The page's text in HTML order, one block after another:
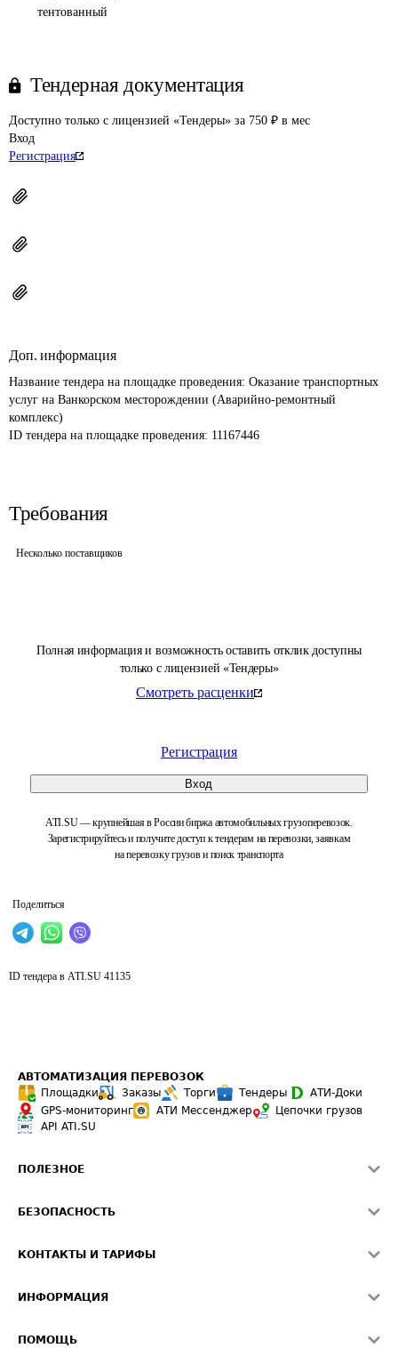
Полная информация и возможность оставить отклик доступны
только с лицензией «Тендеры»
Смотреть расценки
Регистрация
Вход
ATI.SU — крупнейшая в России биржа автомобильных грузоперевозок.
Зарегистрируйтесь и получите доступ к тендерам на перевозки, заявкам
на перевозку грузов и поиск транспорта
Поделиться
тентованный
Тендерная документация
Доступно только с лицензией «Тендеры» за 750 ₽ в мес
Вход
Регистрация
Доп. информация
Название тендера на площадке проведения: Оказание транспортных
услуг на Ванкорском месторождении (Аварийно-ремонтный
комплекс)
ID тендера на площадке проведения: 11167446
Требования
Несколько поставщиков
ID тендера в ATI.SU 41135
АВТОМАТИЗАЦИЯ ПЕРЕВОЗОК
Площадки
Заказы Торги Тендеры
АТИ-Доки
GPS-мониторинг
АТИ Мессенджер
Цепочки грузов
API ATI.SU
ПОЛЕЗНОЕ
Звезды ATI.SU на вашем сайте
Средние ставки
БЕЗОПАСНОСТЬ
Светофор+
О формировании Паспорта
КОНТАКТЫ И ТАРИФЫ
Реклама на сайте
ИНФОРМАЦИЯ
ПОМОЩЬ